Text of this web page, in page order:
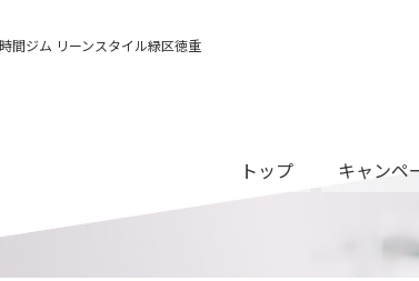
間ジム リーンスタイル緑区徳重
トップ キャンペ